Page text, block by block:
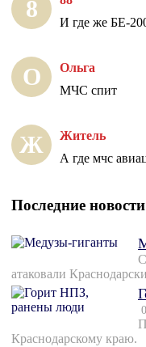
8
И где же БЕ-
О Ольга
МЧС спит
Ж Житель
А где мчс
Последние новости
атаковали
Краснодарскому краю.